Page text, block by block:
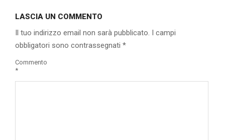
01
LASCIA UN COMMENTO
Il tuo indirizzo email non sarà pubblicato. I campi
obbligatori sono contrassegnati *
Commento
*